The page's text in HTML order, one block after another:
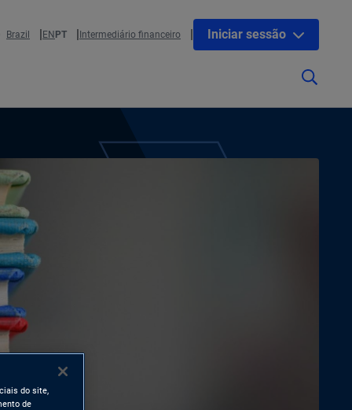
Brazil ENPT Intermediário financeiro Iniciar sessão
do site,
de